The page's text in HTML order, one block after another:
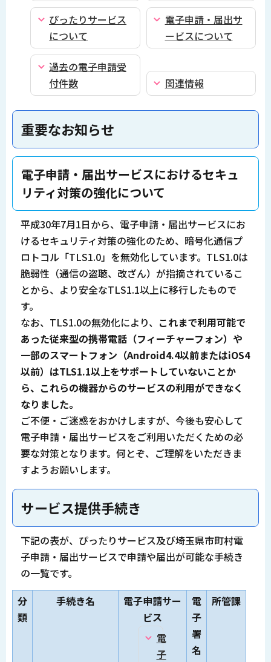
ぴったりサービス
について
電子申請・届出サ
ービスについて
過去の電子申請受
付件数
関連情報
重要なお知らせ
電子申請・届出サービスにおけるセキュ
リティ対策の強化について
平成30年7月1日から、電子申請・届出サービスにお
けるセキュリティ対策の強化のため、暗号化通信プ
ロトコル「TLS1.0」を無効化しています。TLS1.0は
脆弱性（通信の盗聴、改ざん）が指摘されているこ
とから、より安全なTLS1.1以上に移行したもので
す。
なお、TLS1.0の無効化により、 これまで利用可能で
あった従来型の携帯電話（フィーチャーフォン）や
一部のスマートフォン（Android4.4以前またはiOS4
以前）はTLS1.1以上をサポートしていないことか
ら、これらの機器からのサービスの利用ができなく
なりました。
ご不便・ご迷惑をおかけしますが、今後も安心して
電子申請・届出サービスをご利用いただくための必
要な対策となります。何とぞ、ご理解をいただきま
すようお願いします。
サービス提供手続き
下記の表が、ぴったりサービス及び埼玉県市町村電
子申請・届出サービスで申請や届出が可能な手続き
の一覧です。
分
類
手続き名
電子申請サー
ビス
電
子
電
子
署
名
所管課